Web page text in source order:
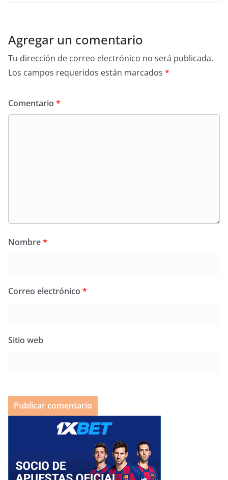
Agregar un comentario
Tu dirección de correo electrónico no será publicada.
Los campos requeridos están marcados *
Comentario *
Nombre*
Correo electrónico *
Sitio web